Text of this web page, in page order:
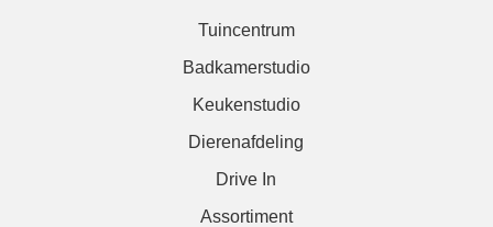
Tuincentrum
Badkamerstudio
Keukenstudio
Dierenafdeling
Drive In
Assortiment